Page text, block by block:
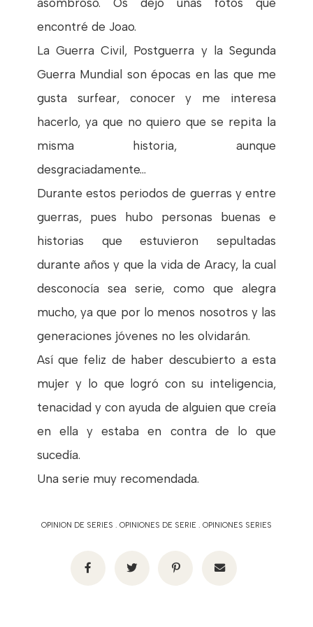
encontré de Joao.
La Guerra Civil, Postguerra y la Segunda
Guerra Mundial son épocas en las que me
gusta surfear, conocer y me interesa
hacerlo, ya que no quiero que se repita la
misma historia, aunque
desgraciadamente...
Durante estos periodos de guerras y entre
guerras, pues hubo personas buenas e
historias que estuvieron sepultadas
durante años y que la vida de Aracy, la cual
desconocía sea serie, como que alegra
mucho, ya que por lo menos nosotros y las
generaciones jóvenes no les olvidarán.
Así que feliz de haber descubierto a esta
mujer y lo que logró con su inteligencia,
tenacidad y con ayuda de alguien que creía
en ella y estaba en contra de lo que
sucedía.
Una serie muy recomendada.
OPINION DE SERIES . OPINIONES DE SERIE . OPINIONES SERIES